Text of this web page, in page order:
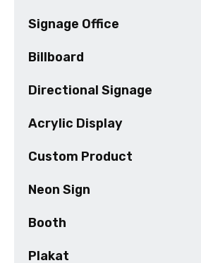
Signage Office
Billboard
Directional Signage
Acrylic Display
Custom Product
Neon Sign
Booth
Plakat